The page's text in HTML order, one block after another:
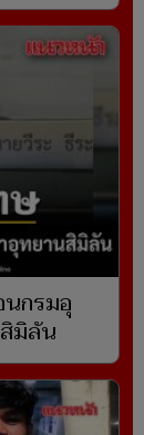
นกรมอุ
มิลัน